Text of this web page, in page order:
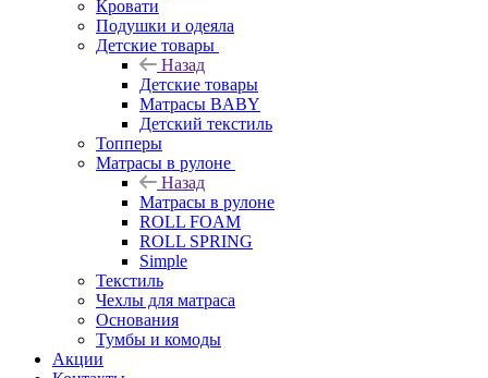
Кровати
Подушки и одеяла
Детские товары
Назад
Детские товары
Матрасы BABY
Детский текстиль
Топперы
Матрасы в рулоне
Назад
Матрасы в рулоне
ROLL FOAM
ROLL SPRING
Simple
Текстиль
Чехлы для матраса
Основания
Тумбы и комоды
Акции